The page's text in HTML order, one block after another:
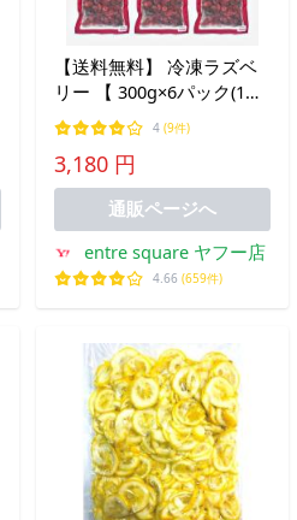
【送料無料】 冷凍ラズベ
リー 【 300g×6パック(1箱)
】冷凍フルーツ
VITAFOOD(バイタフード)
【代引き不可】【クール便
でお届け】【定期便】
4 (9件)
3,180 円
通販ページへ
entre square ヤフー店
4.66 (659件)